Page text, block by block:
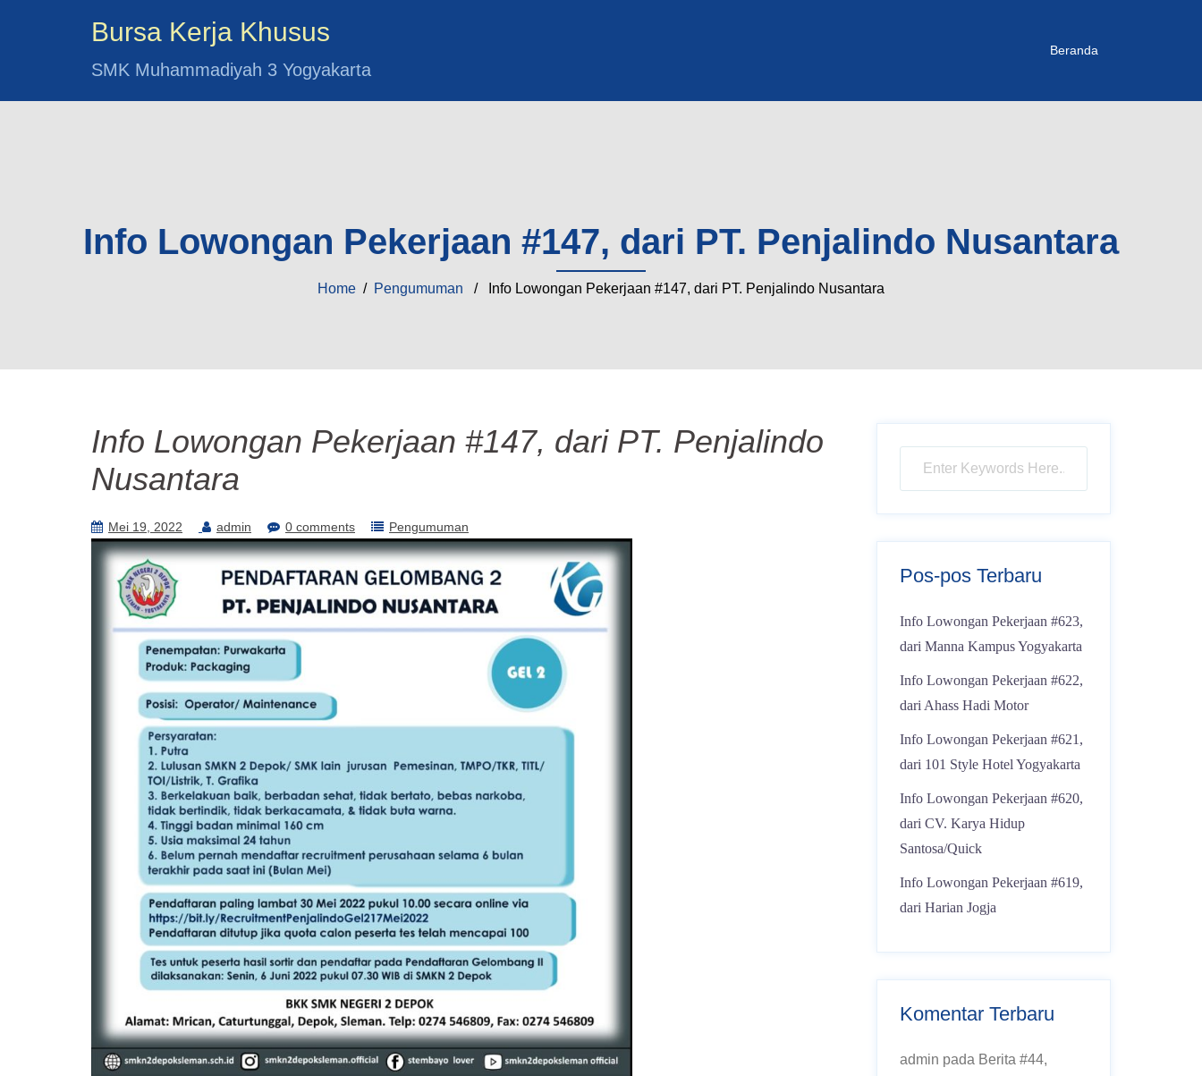
Bursa Kerja Khusus
SMK Muhammadiyah 3 Yogyakarta
Beranda
Info Lowongan Pekerjaan #147, dari PT. Penjalindo Nusantara
Home / Pengumuman / Info Lowongan Pekerjaan #147, dari PT. Penjalindo Nusantara
Info Lowongan Pekerjaan #147, dari PT. Penjalindo
Nusantara
Mei 19, 2022 admin 0 comments Pengumuman
Pos-pos Terbaru
Info Lowongan Pekerjaan #623,
dari Manna Kampus Yogyakarta
Info Lowongan Pekerjaan #622,
dari Ahass Hadi Motor
Info Lowongan Pekerjaan #621,
dari 101 Style Hotel Yogyakarta
Info Lowongan Pekerjaan #620,
dari CV. Karya Hidup
Santosa/Quick
Info Lowongan Pekerjaan #619,
dari Harian Jogja
Komentar Terbaru
admin pada Berita #44,